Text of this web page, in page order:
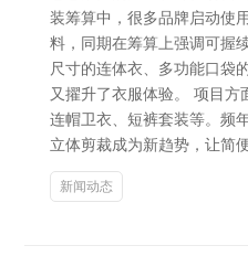
装筹算中，很多品牌启动使
料，同期在筹算上强调可握
尺寸的连体衣、多功能口袋
又擢升了衣服体验。 项目方
连帽卫衣、短裤套装等。频
立体剪裁成为新趋势，让简
新闻动态